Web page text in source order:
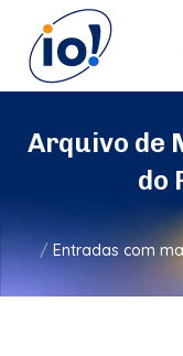
Arquivo de
do
Você está aqui:
Entradas com